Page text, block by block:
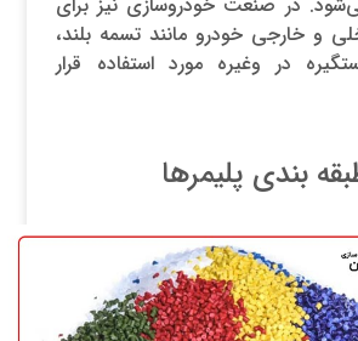
خارجی خودرو مانند تسمه بلند،
در وغیره مورد استفاده قرار
پلیمرها